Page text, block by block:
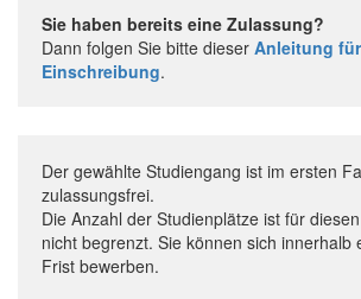
Sie haben bereits eine Zulassung?
Dann folgen Sie bitte dieser Anleitung
Einschreibung.
Der gewählte Studiengang ist im ersten
zulassungsfrei.
Die Anzahl der Studienplätze ist für
nicht begrenzt. Sie können sich innerhalb
Frist bewerben.